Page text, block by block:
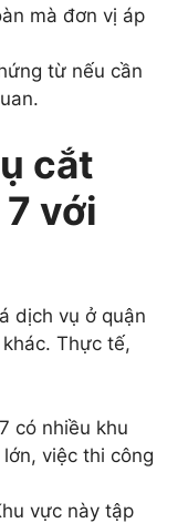
mà đơn vị áp
từ nếu cần
cắt
với
dịch vụ ở quận
Thực tế,
có nhiều khu
việc thi công
vực này tập